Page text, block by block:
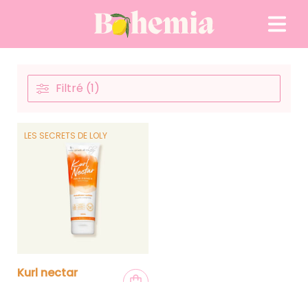
Filtré (1)
LES SECRETS DE LOLY
kurl nectar